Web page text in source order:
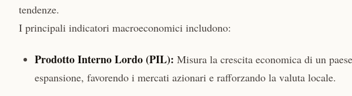
tendenze.
I principali indicatori macroeconomici includono:
Prodotto Interno Lordo (PIL): Misura la crescita economica di un
espansione, favorendo i mercati azionari e rafforzando la valuta locale.